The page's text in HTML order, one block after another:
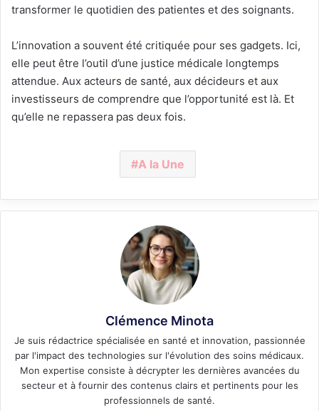
transformer le quotidien des patientes et des soignants.
L’innovation a souvent été critiquée pour ses gadgets. Ici,
elle peut être l’outil d’une justice médicale longtemps
attendue. Aux acteurs de santé, aux décideurs et aux
investisseurs de comprendre que l’opportunité est là. Et
qu’elle ne repassera pas deux fois.
A la Une
Clémence Minota
Je suis rédactrice spécialisée en santé et innovation, passionnée
par l'impact des technologies sur l'évolution des soins médicaux.
Mon expertise consiste à décrypter les dernières avancées du
secteur et à fournir des contenus clairs et pertinents pour les
professionnels de santé.